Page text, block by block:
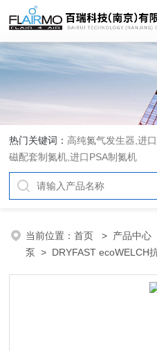
热门关键词： 高纯氮气发生器,进
磁配套制氮机,进口PSA制氮机
当前位置：首页 > 产品中心
泵 > DRYFAST ecoWELCH